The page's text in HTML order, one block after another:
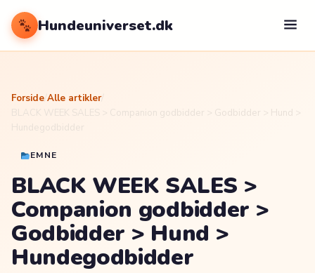
Hundeuniverset.dk
Forside Alle artikler/
BLACK WEEK SALES > Companion godbidder > Godbidder > Hund >
EMNE
BLACK WEEK SALES >
Companion godbidder >
Godbidder > Hund >
Hundegodbidder